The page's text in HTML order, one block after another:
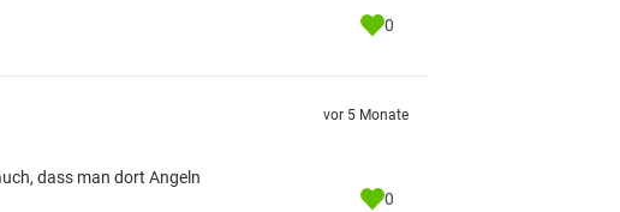
0
dass man dort Angeln
vor 5 Monate
0